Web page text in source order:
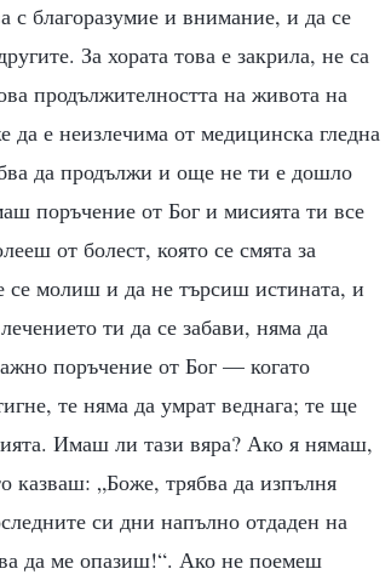
с благоразумие и внимание, и да се
За хората това е закрила, не са
продължителността на живота на
да е неизлечима от медицинска гледна
да продължи и още не ти е дошло
поръчение от Бог и мисията ти все
от болест, която се смята за
молиш и да не търсиш истината, и
ти да се забави, няма да
поръчение от Бог — когато
те няма да умрат веднага; те ще
Имаш ли тази вяра? Ако я нямаш,
„Боже, трябва да изпълня
си дни напълно отдаден на
да ме опазиш!“. Ако не поемеш